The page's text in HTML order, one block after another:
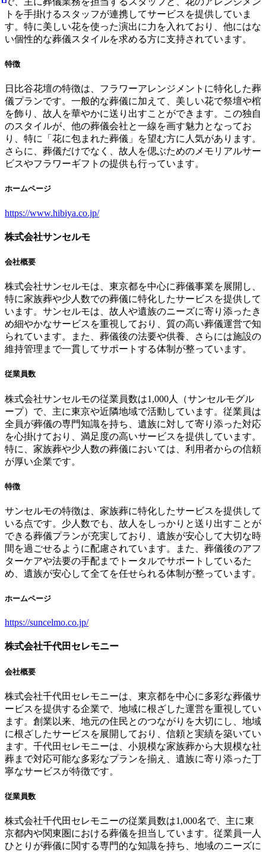
トを手掛けるスタッフが連携してサービスを提供していま
す。特に美しい花を使った演出に力を入れており、他にはな
い個性的な葬儀スタイルを求める方に支持されています。
特徴
日比谷花壇の特徴は、フラワーアレンジメントに特化した葬
儀プランです。一般的な葬儀に加えて、美しい花で祭壇や棺
を飾り、故人を華やかに送り出すことができます。この独自
のスタイルが、他の葬儀会社と一線を画す魅力となってお
り、特に「花に包まれた葬儀」を望む方に人気があります。
さらに、葬儀だけでなく、故人を偲ぶためのメモリアルサー
ビスやフラワーギフトの提供も行っています。
ホームページ
https://www.hibiya.co.jp/
株式会社サンセルモ
会社概要
株式会社サンセルモは、東京都を中心に葬儀事業を展開し、
特に家族葬や少人数での葬儀に特化したサービスを提供して
います。サンセルモは、故人や遺族のニーズに寄り添ったき
め細やかなサービスを重視しており、質の高い葬儀運営で知
られています。また、葬儀後の法要や供養、さらには施設の
維持管理まで一貫してサポートする体制が整っています。
従業員数
株式会社サンセルモの従業員数は1,000人（サンセルモグル
ープ）で、主に東京や近隣地域で活動しています。従業員は
全員が葬儀の専門知識を持ち、遺族に対して寄り添った対応
を心掛けており、満足度の高いサービスを提供しています。
特に、家族葬や少人数の葬儀においては、利用者からの信頼
が厚い企業です。
特徴
サンセルモの特徴は、家族葬に特化したサービスを提供して
いる点です。少人数でも、故人をしっかりと送り出すことが
できる葬儀プランが充実しており、遺族が安心して大切な時
間を過ごせるように配慮されています。また、葬儀後のアフ
ターケアや法要の手配までトータルでサポートしているた
め、遺族が安心して全てを任せられる体制が整っています。
ホームページ
https://suncelmo.co.jp/
株式会社千代田セレモニー
会社概要
株式会社千代田セレモニーは、東京都を中心に多彩な葬儀サ
ービスを提供する企業で、地域に根ざした運営を重視してい
ます。創業以来、地元の住民とのつながりを大切にし、地域
に根ざしたサービスを展開しており、信頼と実績を築いてい
ます。千代田セレモニーは、小規模な家族葬から大規模な社
葬まで対応可能な多彩なプランを揃え、遺族に寄り添った丁
寧なサービスが特徴です。
従業員数
株式会社千代田セレモニーの従業員数は1,000名で、主に東
京都内や関東圏における葬儀を担当しています。従業員一人
ひとりが葬儀に関する専門的な知識を持ち、地域のニーズに